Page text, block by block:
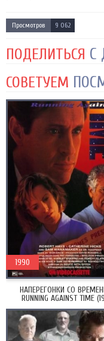
Просмотров 9 062
ПОДЕЛИТЬСЯ С
СОВЕТУЕМ
НАПЕРЕГОНКИ СО
RUNNING AGAINST TIME
1990